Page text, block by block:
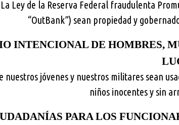
Ley de la Reserva Federal fraudulenta
“OutBank”) sean propiedad y
INTENCIONAL DE HOMBRES,
nuestros jóvenes y nuestros militares sean
niños inocentes y sin
PARA LOS